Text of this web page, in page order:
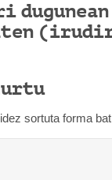
sortuta forma